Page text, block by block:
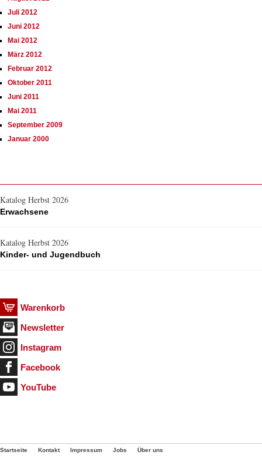
Juli 2012
Juni 2012
Mai 2012
März 2012
Februar 2012
Oktober 2011
Juni 2011
Mai 2011
September 2009
Januar 2000
Katalog Herbst 2026
Erwachsene
Katalog Herbst 2026
Kinder- und Jugendbuch
Warenkorb
Newsletter
Instagram
Facebook
YouTube
Startseite Kontakt Impressum Jobs Über uns